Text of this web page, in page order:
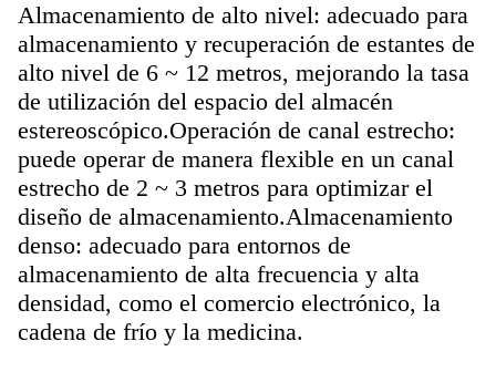
Almacenamiento de alto nivel: adecuado para
almacenamiento y recuperación de estantes de
alto nivel de 6 ~ 12 metros, mejorando la tasa
de utilización del espacio del almacén
estereoscópico.Operación de canal estrecho:
puede operar de manera flexible en un canal
estrecho de 2 ~ 3 metros para optimizar el
diseño de almacenamiento.Almacenamiento
denso: adecuado para entornos de
almacenamiento de alta frecuencia y alta
densidad, como el comercio electrónico, la
cadena de frío y la medicina.